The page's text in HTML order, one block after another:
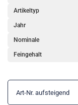
Artikeltyp
Jahr
Nominale
Feingehalt